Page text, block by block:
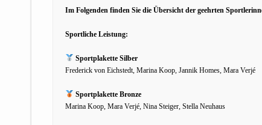
Im Folgenden finden Sie die Übersicht der geehrten
Sportliche Leistung:
Sportplakette Silber
Frederick von Eichstedt, Marina Koop, Jannik Homes, Mara Verjé
Sportplakette Bronze
Marina Koop, Mara Verjé, Nina Steiger, Stella Neuhaus